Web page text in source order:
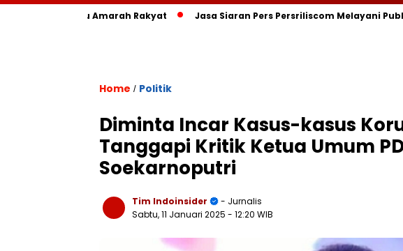
Picu Amarah Rakyat Jasa Siaran Pers Persriliscom Melayani Publikasi
Home / Politik
Diminta Incar Kasus-kasus
Tanggapi Kritik Ketua Umum
Soekarnoputri
Tim Indoinsider
- Jurnalis
Sabtu, 11 Januari 2025 - 12:20 WIB